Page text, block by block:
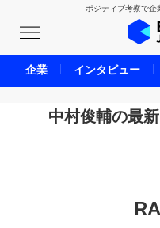
ポジティブ考察で
LIFE
中村俊輔の最
企業 インタビュー